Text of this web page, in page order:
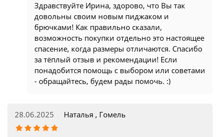
Здравствуйте Ирина, здорово, что Вы так
довольны своим новым пиджаком и
брючками! Как правильно сказали,
возможность покупки отдельно это настоящее
спасение, когда размеры отличаются. Спасибо
за тёплый отзыв и рекомендации! Если
понадобится помощь с выбором или советами
- обращайтесь, будем рады помочь. :)
28.06.2025 Наталья , Гомель